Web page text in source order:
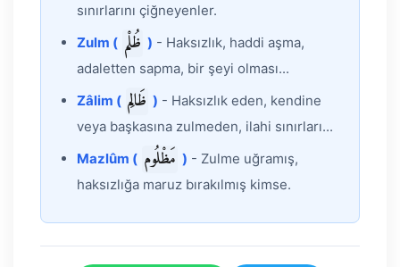
sınırlarını çiğneyenler.
Zulm ( ظُلْم ) - Haksızlık, haddi aşma,
adaletten sapma, bir şeyi olması...
Zâlim ( ظَالِم ) - Haksızlık eden, kendine
veya başkasına zulmeden, ilahi sınırları...
Mazlûm ( مَظْلُوم ) - Zulme uğramış,
haksızlığa maruz bırakılmış kimse.